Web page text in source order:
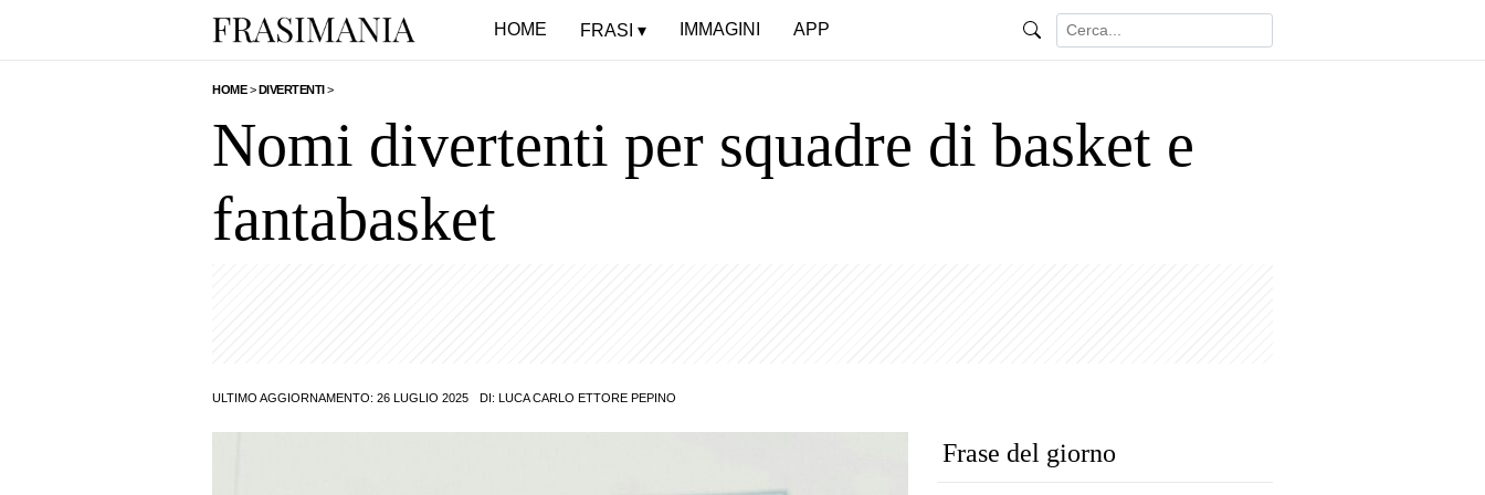
HOME FRASI IMMAGINI APP
HOME>DIVERTENTI>
Nomi divertenti per squadre di basket e
fantabasket
ULTIMO AGGIORNAMENTO: 26 LUGLIO 2025 DI: LUCA CARLO ETTORE PEPINO
Frase del giorno